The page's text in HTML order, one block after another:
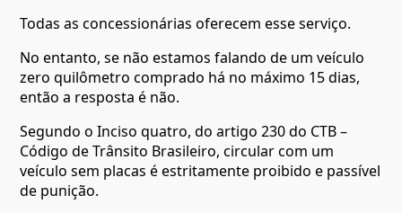
Todas as concessionárias oferecem esse serviço.
No entanto, se não estamos falando de um veículo
zero quilômetro comprado há no máximo 15 dias,
então a resposta é não.
Segundo o Inciso quatro, do artigo 230 do CTB –
Código de Trânsito Brasileiro, circular com um
veículo sem placas é estritamente proibido e passível
de punição.